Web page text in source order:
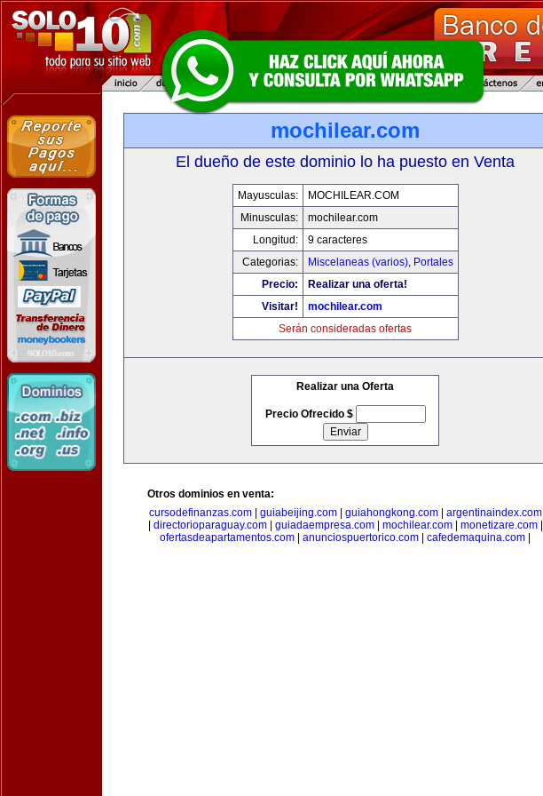
mochilear.com
El dueño de este dominio lo ha puesto en Venta
Mayusculas:
MOCHILEAR.COM
Minusculas:
mochilear.com
Longitud:
9 caracteres
Categorias:
Miscelaneas (varios), Portales
Precio:
Realizar una oferta!
Visitar!
mochilear.com
Serán consideradas ofertas
Realizar una Oferta
Precio Ofrecido $
Otros dominios en venta:
cursodefinanzas.com| guiabeijing.com| guiahongkong.com| argentinaindex.com
directorioparaguay.com| guiadaempresa.com| mochilear.com| monetizare.com|
ofertasdeapartamentos.com
anunciospuertorico.com cafedemaquina.com